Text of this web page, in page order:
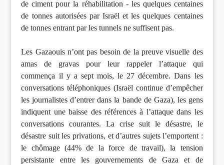
de ciment pour la réhabilitation - les quelques centaines
de tonnes autorisées par Israël et les quelques centaines
de tonnes entrant par les tunnels ne suffisent pas.
Les Gazaouis n’ont pas besoin de la preuve visuelle des
amas de gravas pour leur rappeler l’attaque qui
commença il y a sept mois, le 27 décembre. Dans les
conversations téléphoniques (Israël continue d’empêcher
les journalistes d’entrer dans la bande de Gaza), les gens
indiquent une baisse des références à l’attaque dans les
conversations courantes. La crise suit le désastre, le
désastre suit les privations, et d’autres sujets l’emportent :
le chômage (44% de la force de travail), la tension
persistante entre les gouvernements de Gaza et de